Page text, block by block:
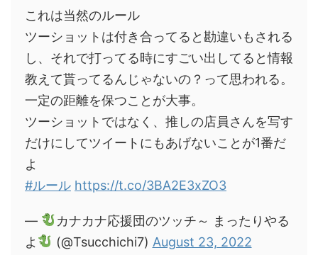
これは当然のルール
ツーショットは付き合ってると勘違いもされる
し、それで打ってる時にすごい出してると情報
教えて貰ってるんじゃないの？って思われる。
一定の距離を保つことが大事。
ツーショットではなく、推しの店員さんを写す
だけにしてツイートにもあげないことが1番だ
よ
#ルール https://t.co/3BA2E3xZO3
—
カナカナ応援団のツッチ～ まったりやる
よ
(@Tsucchichi7) August 23, 2022